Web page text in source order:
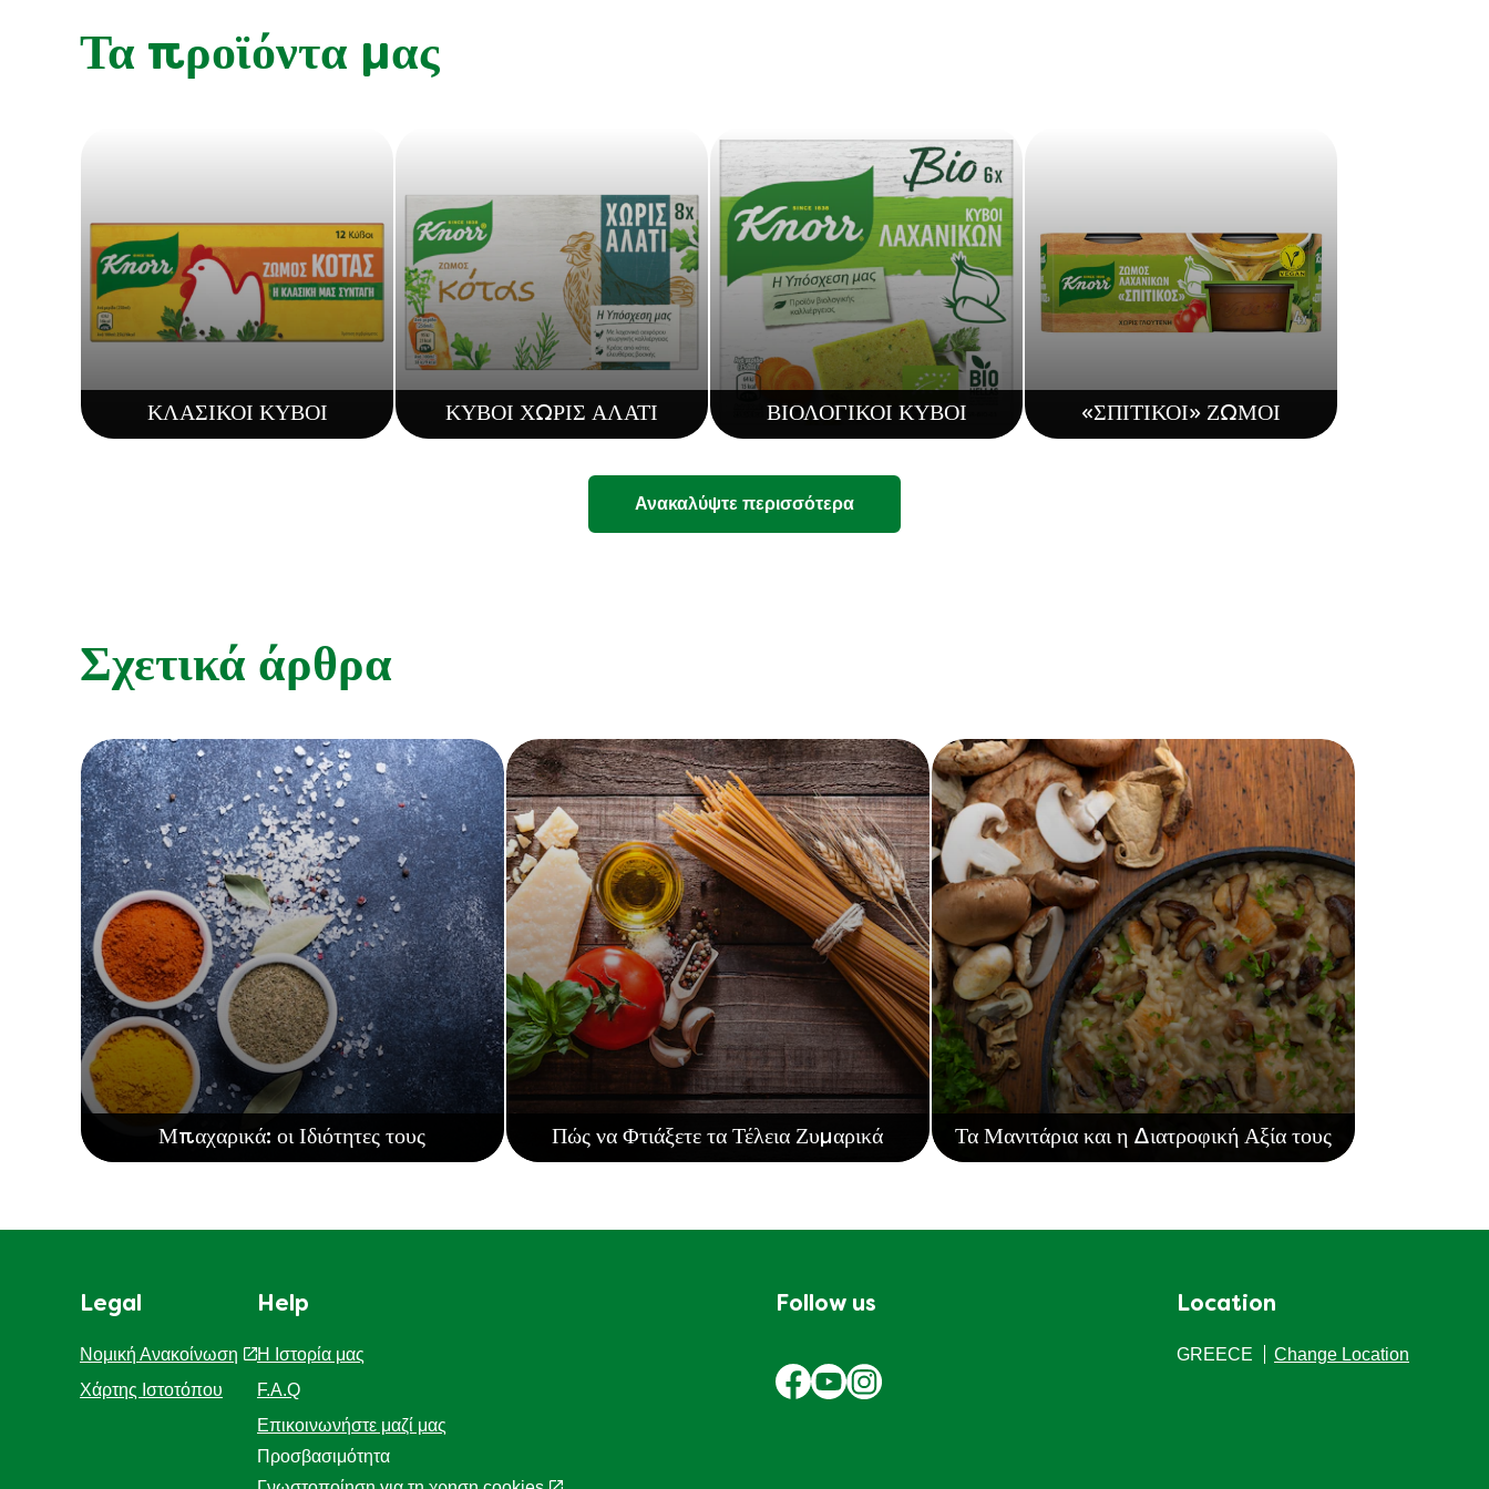
Τα προϊόντα μας
ΚΛΑΣΙΚΟΙ ΚΥΒΟΙ ΚΥΒΟΙ ΧΩΡΙΣ ΑΛΑΤΙ ΒΙΟΛΟΓΙΚΟΙ ΚΥΒΟΙ «ΣΠΙΤΙΚΟΙ» ΖΩΜΟΙ
Ανακαλύψτε περισσότερα
Σχετικά άρθρα
Μπαχαρικά: οι Ιδιότητες τους Πώς να Φτιάξετε τα Τέλεια Ζυμαρικά Τα Μανιτάρια και η Διατροφική Αξία τους
Legal
Νομική Ανακοίνωση
Χάρτης Ιστοτόπου
Help
Η Ιστορία μας
F.A.Q
Επικοινωνήστε μαζί μας
Προσβασιμότητα
Follow us Location
GREECE Change Location